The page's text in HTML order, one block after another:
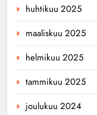
huhtikuu 2025
maaliskuu 2025
helmikuu 2025
tammikuu 2025
joulukuu 2024